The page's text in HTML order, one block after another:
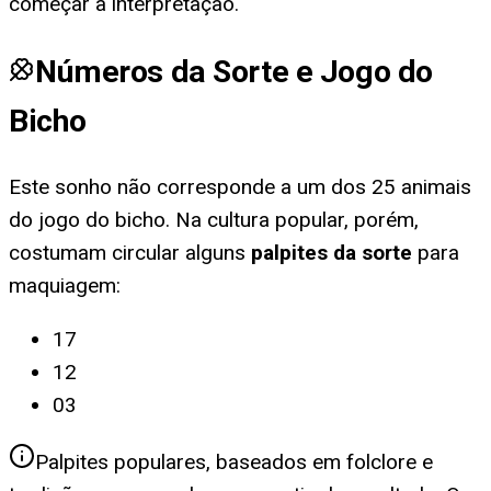
Números da Sorte e Jogo do
Bicho
Este sonho não corresponde a um dos 25 animais
do jogo do bicho. Na cultura popular, porém,
costumam circular alguns palpites da sorte para
maquiagem:
17
12
03
Palpites populares, baseados em folclore e